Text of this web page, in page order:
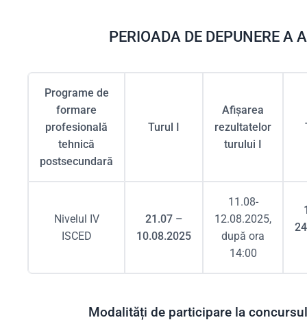
PERIOADA DE DEPUNERE A
Programe de
formare
profesională
tehnică
postsecundară
Turul I
Afișarea
rezultatelor
turului I
Nivelul IV
ISCED
21.07 –
10.08.2025
11.08-
12.08.2025,
după ora
14:00
Modalități de participare la